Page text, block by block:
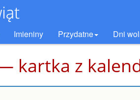
Imieniny Przydatne Dni
kartka z